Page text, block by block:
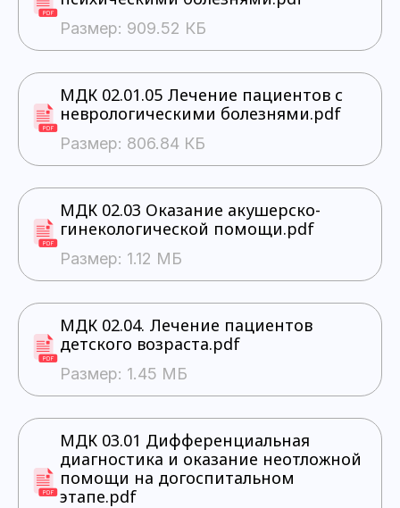
Размер: 909.52 КБ
МДК 02.01.05 Лечение пациентов с
неврологическими болезнями.pdf
Размер: 806.84 КБ
МДК 02.03 Оказание акушерско-
гинекологической помощи.pdf
Размер: 1.12 МБ
МДК 02.04. Лечение пациентов
детского возраста.pdf
Размер: 1.45 МБ
МДК 03.01 Дифференциальная
диагностика и оказание неотложной
помощи на догоспитальном
этапе.pdf